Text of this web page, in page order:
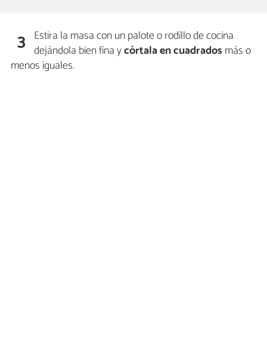
3 Estira la masa con un palote o rodillo de cocina
dejándola bien fina ycórtala en cuadrados más o
menos iguales.